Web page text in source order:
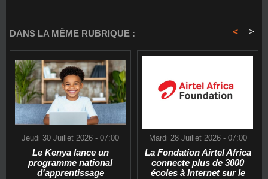
DANS LA MÊME RUBRIQUE : < >
Jeudi 30 Juillet 2026 - 07:00
Le Kenya lance un
programme national
d'apprentissage
Mardi 28 Juillet 2026 - 07:00
La Fondation Airtel Africa
connecte plus de 3000
écoles à Internet sur le